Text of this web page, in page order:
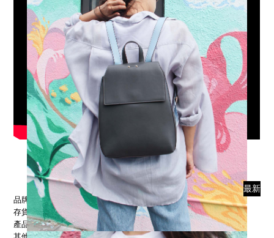
Morgan 平板 中尺寸 背囊 手挽 炭灰
最新
品牌:
存貨量:Sold out
產品編號(SKU):